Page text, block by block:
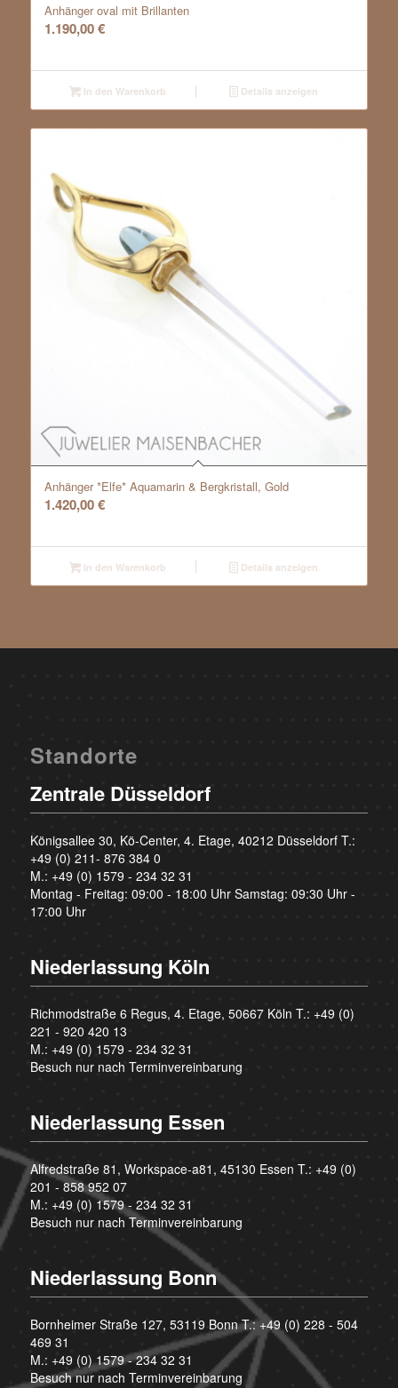
Anhänger oval mit Brillanten
1.190,00€
In den Warenkorb Details anzeigen
Anhänger *Elfe* Aquamarin & Bergkristall, Gold
1.420,00€
In den Warenkorb Details anzeigen
Standorte
Zentrale Düsseldorf
Königsallee 30, Kö-Center, 4. Etage, 40212 Düsseldorf T.:
+49 (0) 211- 876 384 0
M.: +49 (0) 1579 - 234 32 31
Montag - Freitag: 09:00 - 18:00 Uhr Samstag: 09:30 Uhr -
17:00 Uhr
Niederlassung Köln
Richmodstraße 6 Regus, 4. Etage, 50667 Köln T.: +49 (0)
221 - 920 420 13
M.: +49 (0) 1579 - 234 32 31
Besuch nur nach Terminvereinbarung
Niederlassung Essen
Alfredstraße 81, Workspace-a81, 45130 Essen T.: +49 (0)
201 - 858 952 07
M.: +49 (0) 1579 - 234 32 31
Besuch nur nach Terminvereinbarung
Niederlassung Bonn
Bornheimer Straße 127, 53119 Bonn T.:+49 (0) 228 - 504
469 31
M.: +49 (0) 1579 - 234 32 31
Besuch nur nach Terminvereinbarung